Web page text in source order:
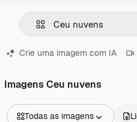
Crie uma imagem com IA
Imagens Ceu nuvens
Todas as imagens